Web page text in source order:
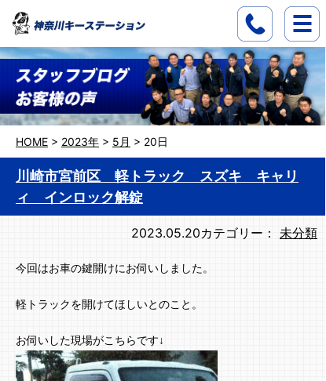
HOME > 2023年 > 5月 > 20日
川崎市宮前区 軽トラック スズキ キャリ
ィ インロック解錠
2023.05.20カテゴリー： 未分類
今回はお車の鍵開けにお伺いしました。
軽トラックを開けてほしいとのこと。
お伺いした現場がこちらです↓